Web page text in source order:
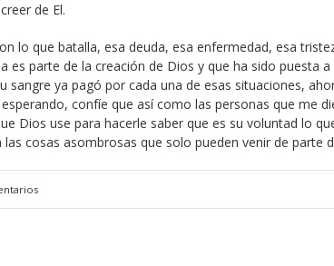
de El.
lo que batalla, esa deuda, esa enfermedad, esa
parte de la creación de Dios y que ha sido puesta a
ya pagó por cada una de esas situaciones,
confíe que así como las personas que me
Dios use para hacerle saber que es su voluntad lo
cosas asombrosas que solo pueden venir de parte